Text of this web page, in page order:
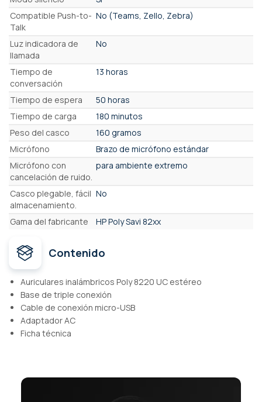
Compatible Push-to-
Talk
No (Teams, Zello, Zebra)
Luz indicadora de
llamada
No
Tiempo de
conversación
13 horas
Tiempo de espera
50 horas
Tiempo de carga
180 minutos
Peso del casco
160 gramos
Micrófono
Brazo de micrófono estándar
Micrófono con
cancelación de ruido.
para ambiente extremo
Casco plegable, fácil
almacenamiento.
No
Gama del fabricante HP Poly Savi 82xx
Contenido
Auriculares inalámbricos Poly 8220 UC estéreo
Base de triple conexión
Cable de conexión micro-USB
Adaptador AC
Ficha técnica